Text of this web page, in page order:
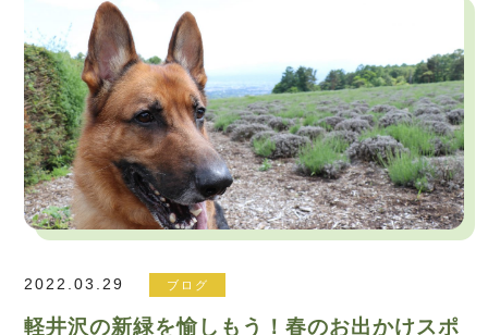
2022.03.29 ブログ
軽井沢の新緑を愉しもう！春のお出かけスポ